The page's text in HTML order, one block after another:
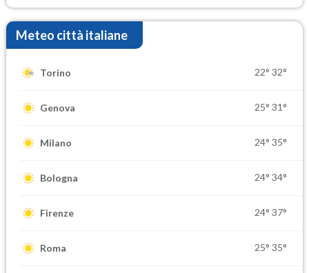
Meteo città italiane
Torino 22° 32°
Genova 25° 31°
Milano 24° 35°
Bologna 24° 34°
Firenze 24° 37°
Roma 25° 35°